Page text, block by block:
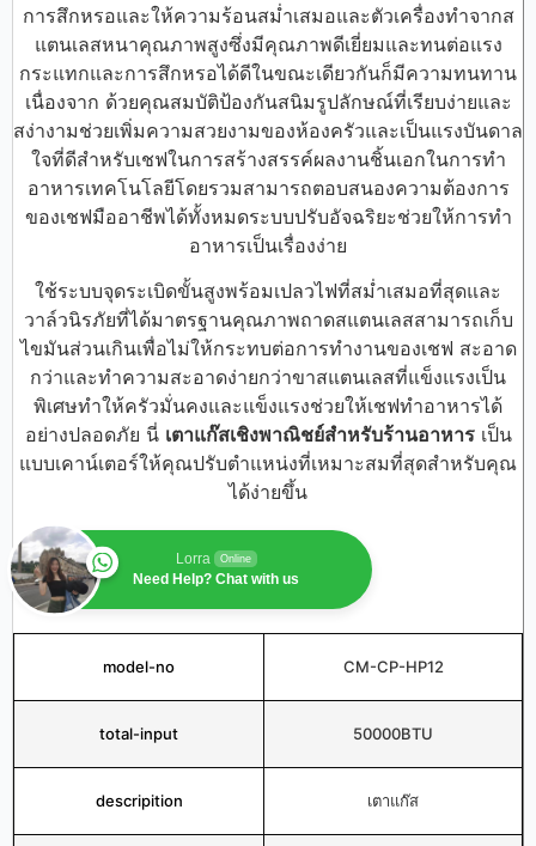
การสึกหรอและให้ความร้อนสม่ำเสมอและตัวเครื่องทำจากส
แตนเลสหนาคุณภาพสูงซึ่งมีคุณภาพดีเยี่ยมและทนต่อแรง
กระแทกและการสึกหรอได้ดีในขณะเดียวกันก็มีความทนทาน
เนื่องจาก ด้วยคุณสมบัติป้องกันสนิมรูปลักษณ์ที่เรียบง่ายและ
สง่างามช่วยเพิ่มความสวยงามของห้องครัวและเป็นแรงบันดาล
ใจที่ดีสำหรับเชฟในการสร้างสรรค์ผลงานชิ้นเอกในการทำ
อาหารเทคโนโลยีโดยรวมสามารถตอบสนองความต้องการ
ของเชฟมืออาชีพได้ทั้งหมดระบบปรับอัจฉริยะช่วยให้การทำ
อาหารเป็นเรื่องง่าย
ใช้ระบบจุดระเบิดขั้นสูงพร้อมเปลวไฟที่สม่ำเสมอที่สุดและ
วาล์วนิรภัยที่ได้มาตรฐานคุณภาพถาดสแตนเลสสามารถเก็บ
ไขมันส่วนเกินเพื่อไม่ให้กระทบต่อการทำงานของเชฟ สะอาด
กว่าและทำความสะอาดง่ายกว่าขาสแตนเลสที่แข็งแรงเป็น
พิเศษทำให้ครัวมั่นคงและแข็งแรงช่วยให้เชฟทำอาหารได้
อย่างปลอดภัย นี่ เตาแก๊สเชิงพาณิชย์สำหรับร้านอาหารเป็น
แบบเคาน์เตอร์ให้คุณปรับตำแหน่งที่เหมาะสมที่สุดสำหรับคุณ
ได้ง่ายขึ้น
Lorra Online
Need Help? Chat with us
model-no CM-CP-HP12
total-input 50000BTU
descripition เตาแก๊ส